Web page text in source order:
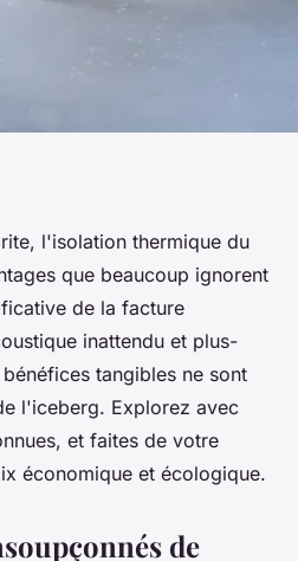
cachés de
du
devez
lecture
l'isolation thermique du
que beaucoup ignorent
de la facture
inattendu et plus-
tangibles ne sont
l'iceberg. Explorez avec
et faites de votre
économique et écologique.
de